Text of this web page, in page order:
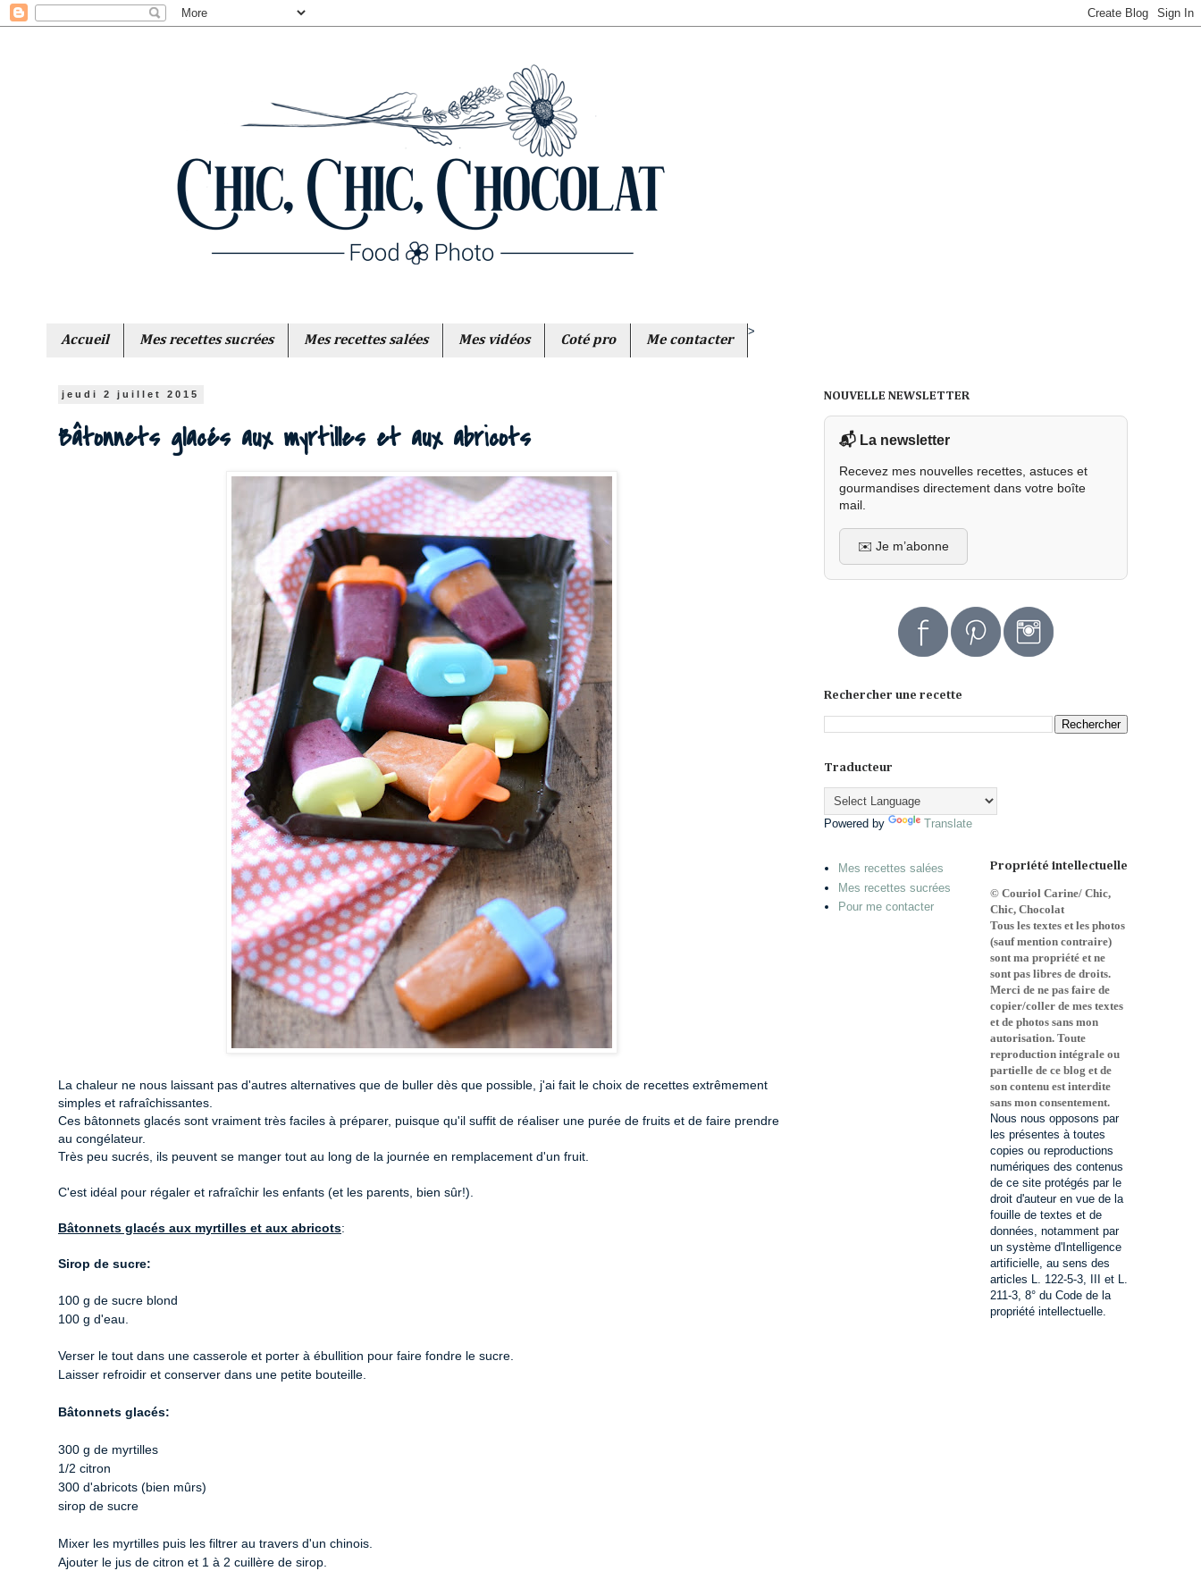
Accueil Mes recettes sucrées Mes recettes salées Mes vidéos Coté pro Me contacter
>
jeudi 2 juillet 2015
Bâtonnets glacés aux myrtilles et aux abricots
La chaleur ne nous laissant pas d'autres alternatives que de buller dès que possible, j'ai fait le choix de recettes extrêmement
simples et rafraîchissantes.
Ces bâtonnets glacés sont vraiment très faciles à préparer, puisque qu'il suffit de réaliser une purée de fruits et de faire prendre
au congélateur.
Très peu sucrés, ils peuvent se manger tout au long de la journée en remplacement d'un fruit.
C'est idéal pour régaler et rafraîchir les enfants (et les parents, bien sûr!).
Bâtonnets glacés aux myrtilles et aux abricots:
Sirop de sucre:
100 g de sucre blond
100 g d'eau.
Verser le tout dans une casserole et porter à ébullition pour faire fondre le sucre.
Laisser refroidir et conserver dans une petite bouteille.
Bâtonnets glacés:
300 g de myrtilles
1/2 citron
300 d'abricots (bien mûrs)
sirop de sucre
Mixer les myrtilles puis les filtrer au travers d'un chinois.
Ajouter le jus de citron et 1 à 2 cuillère de sirop.
NOUVELLE NEWSLETTER
📬 La newsletter
Recevez mes nouvelles recettes, astuces et
gourmandises directement dans votre boîte
mail.
✉️ Je m’abonne
Rechercher une recette
Traducteur
Powered by Translate
Mes recettes salées
Mes recettes sucrées
Pour me contacter
Propriété intellectuelle
© Couriol Carine/ Chic,
Chic, Chocolat
Tous les textes et les photos
(sauf mention contraire)
sont ma propriété et ne
sont pas libres de droits.
Merci de ne pas faire de
copier/coller de mes textes
et de photos sans mon
autorisation. Toute
reproduction intégrale ou
partielle de ce blog et de
son contenu est interdite
sans mon consentement.
Nous nous opposons par
les présentes à toutes
copies ou reproductions
numériques des contenus
de ce site protégés par le
droit d'auteur en vue de la
fouille de textes et de
données, notamment par
un système d'Intelligence
artificielle, au sens des
articles L. 122-5-3, III et L.
211-3, 8° du Code de la
propriété intellectuelle.